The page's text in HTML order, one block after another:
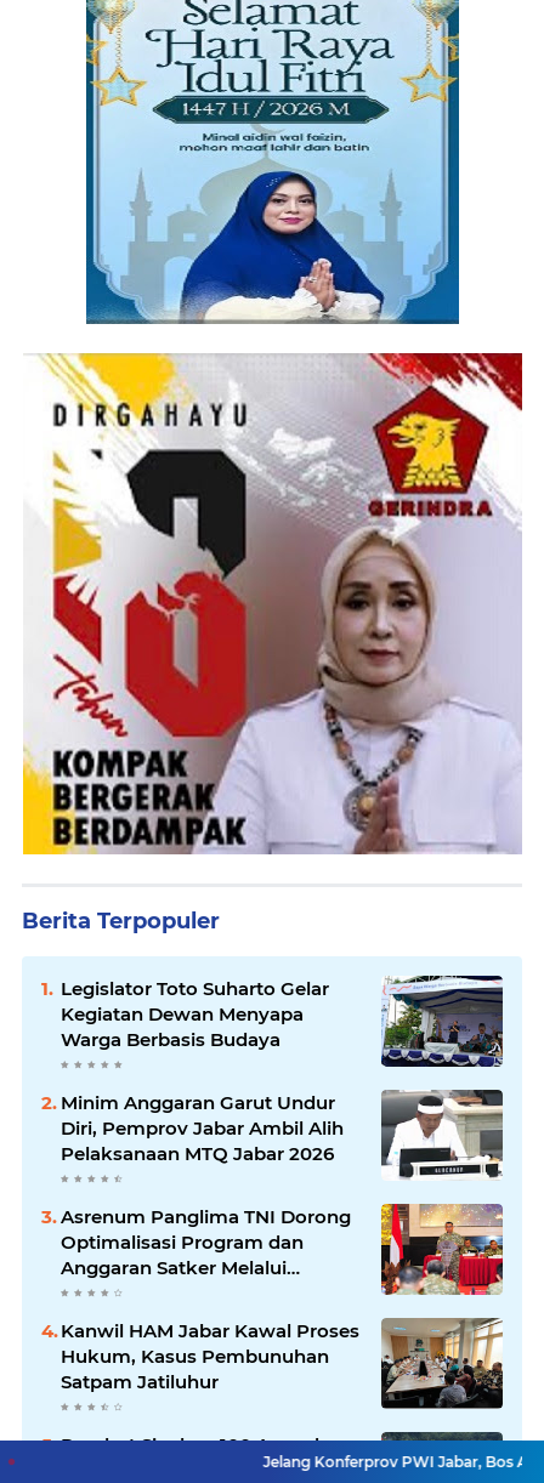
Berita Terpopuler
Legislator Toto Suharto Gelar
Kegiatan Dewan Menyapa
Warga Berbasis Budaya
Minim Anggaran Garut Undur
Diri, Pemprov Jabar Ambil Alih
Pelaksanaan MTQ Jabar 2026
Asrenum Panglima TNI Dorong
Optimalisasi Program dan
Anggaran Satker Melalui
Evaluasi Kinerja
Kanwil HAM Jabar Kawal Proses
Hukum, Kasus Pembunuhan
Satpam Jatiluhur
Pemkot Siapkan 100 Armada
Pengangkut Sampah Bila TPPAS
Jelang Konferprov PWI Jabar, Bos Ayo Media